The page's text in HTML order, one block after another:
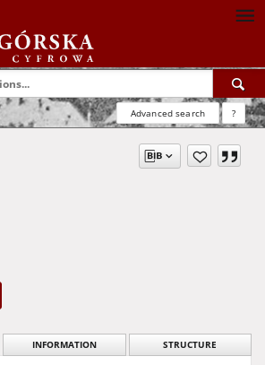
Advanced search ?
INFORMATION STRUCTURE